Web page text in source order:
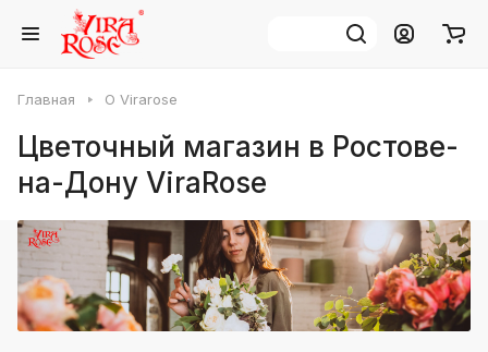
Главная О Virarose
Цветочный магазин в Ростове-
на-Дону ViraRose